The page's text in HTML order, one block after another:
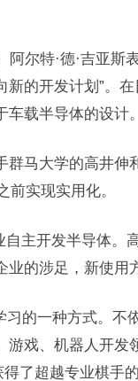
阿尔特·德·吉亚斯
的开发计划”。
载半导体的设计。
群马大学的高井
前实现实用化。
主开发半导体。
的涉足，新使用
的一种方式。不
游戏、机器人开
了超越专业棋手的